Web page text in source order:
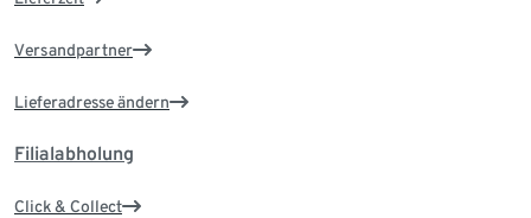
Versandpartner
Lieferadresse ändern
Filialabholung
Click & Collect